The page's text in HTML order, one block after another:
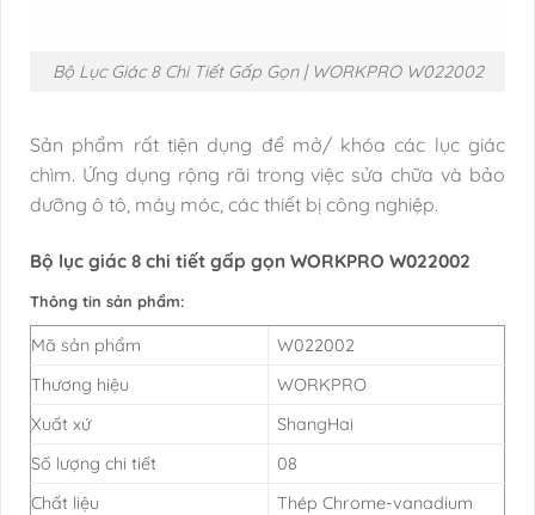
Bộ Lục Giác 8 Chi Tiết Gấp Gọn | WORKPRO W022002
Sản phẩm rất tiện dụng để mở/ khóa các lục giác
chìm. Ứng dụng rộng rãi trong việc sửa chữa và bảo
dưỡng ô tô, máy móc, các thiết bị công nghiệp.
Bộ lục giác 8 chi tiết gấp gọn WORKPRO W022002
Thông tin sản phẩm:
Mã sản phẩm
W022002
Thương hiệu
WORKPRO
Xuất xứ
ShangHai
Số lượng chi tiết
08
Chất liệu
Thép Chrome-vanadium